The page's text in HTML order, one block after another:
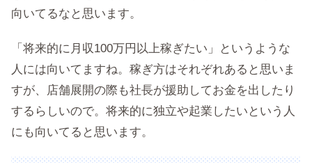
向いてるなと思います。
「将来的に月収100万円以上稼ぎたい」というような
人には向いてますね。稼ぎ方はそれぞれあると思いま
すが、店舗展開の際も社長が援助してお金を出したり
するらしいので。将来的に独立や起業したいという人
にも向いてると思います。